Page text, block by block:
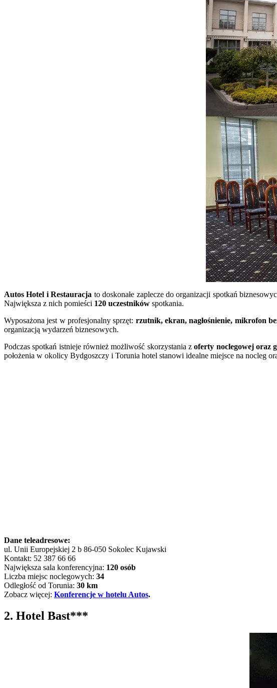
Autos Hotel i Restauracja to doskonałe zaplecze do organizacji spotkań
Największa z nich pomieści 120 uczestników spotkania.
Wyposażona jest w profesjonalny sprzęt: rzutnik, ekran, nagłośnienie, mikrofon
organizacją wydarzeń biznesowych.
Podczas spotkań istnieje również możliwość skorzystania zoferty noclegowej oraz
położenia w okolicy Bydgoszczy i Torunia hotel stanowi idealne miejsce na nocleg
Dane teleadresowe:
ul. Unii Europejskiej 2 b 86-050 Sokolec Kujawski
Kontakt: 52 387 66 66
Największa sala konferencyjna: 120 osób
Liczba miejsc noclegowych: 34
Odległość od Torunia: 30 km
Zobacz więcej: Konferencje w hotelu Autos.
2. Hotel Bast***